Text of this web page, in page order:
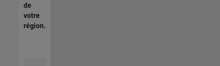
de
votre
région.